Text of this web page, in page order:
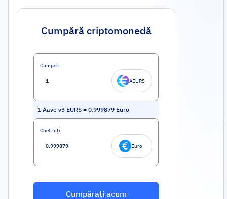
Cumpără criptomonedă
Cumperi
AEURS
1 Aave v3 EURS = 0.999879 Euro
Cheltuiți
Euro
Cumpărați acum